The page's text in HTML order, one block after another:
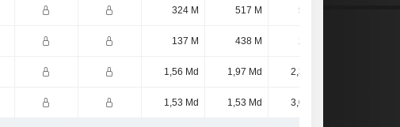
324 M 517 M 575 M
137 M 438 M 283 M
1,56 Md 1,97 Md 2,33 Md
1,53 Md 1,53 Md 3,08 Md